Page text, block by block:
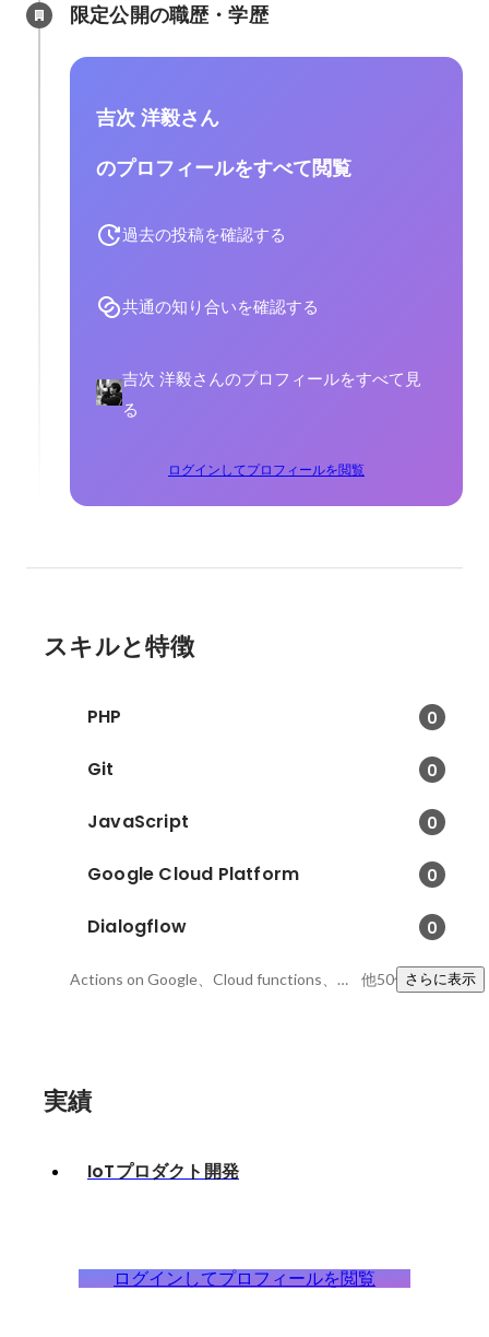
限定公開の職歴・学歴
吉次 洋毅さん
のプロフィールをすべて閲覧
過去の投稿を確認する
共通の知り合いを確認する
吉次 洋毅さんのプロフィールをすべて見
る
ログインしてプロフィールを閲覧
スキルと特徴
PHP 0
Git 0
JavaScript 0
Google Cloud Platform 0
Dialogflow 0
Actions on Google、Cloud functions、VUI 他50件さらに表示
実績
IoTプロダクト開発
ログインしてプロフィールを閲覧